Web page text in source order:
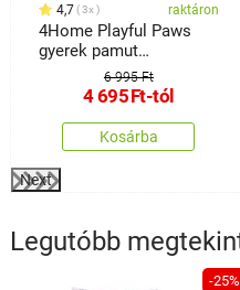
4,7 3x raktáron
4Home Playful Paws
gyerek pamut
ágyneműhuzat
6 995 Ft
4 695Ft-tól
Kosárba
Next
Legutóbb
-25%